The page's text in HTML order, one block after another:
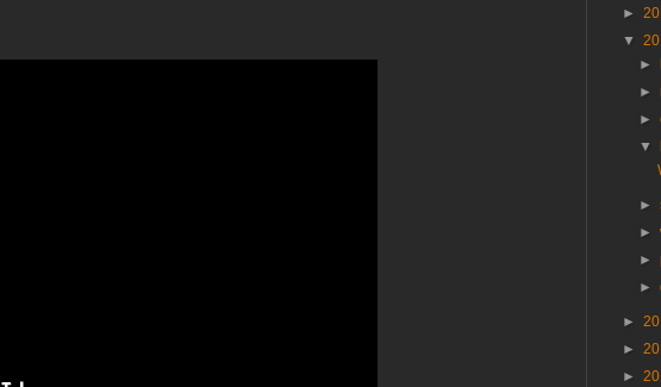
►
▼
►
►
►
▼
►
►
►
►
►
►
►